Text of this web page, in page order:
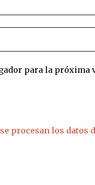
para la próxima
procesan los datos